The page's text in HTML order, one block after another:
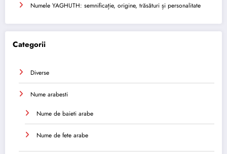
Numele YAGHUTH: semnificație, origine, trăsături și personalitate
Categorii
Diverse
Nume arabesti
Nume de baieti arabe
Nume de fete arabe